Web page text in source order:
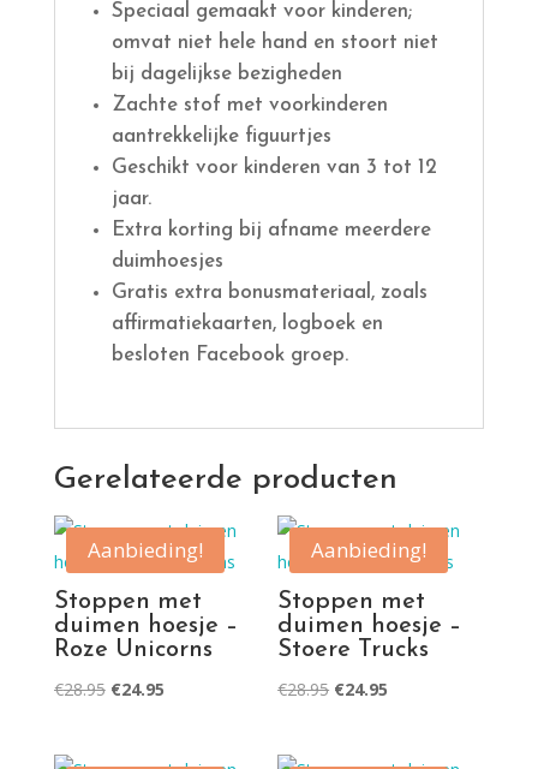
Speciaal gemaakt voor kinderen;
omvat niet hele hand en stoort niet
bij dagelijkse bezigheden
Zachte stof met voorkinderen
aantrekkelijke figuurtjes
Geschikt voor kinderen van 3 tot 12
jaar.
Extra korting bij afname meerdere
duimhoesjes
Gratis extra bonusmateriaal, zoals
affirmatiekaarten, logboek en
besloten Facebook groep.
Gerelateerde producten
Aanbieding!
Stoppen met
duimen hoesje –
Roze Unicorns
€28.95 Oorspronkelijke
€24.95Huidige
Aanbieding!
Stoppen met
duimen hoesje –
Stoere Trucks
€28.95 Oorspronkelijke
€24.95